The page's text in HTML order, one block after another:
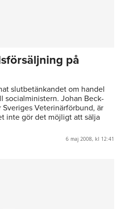
på
slutbetänkandet om handel
socialministern. Johan Beck-
Veterinärförbund, är
inte gör det möjligt att sälja
6 maj 2008, kl 12:41